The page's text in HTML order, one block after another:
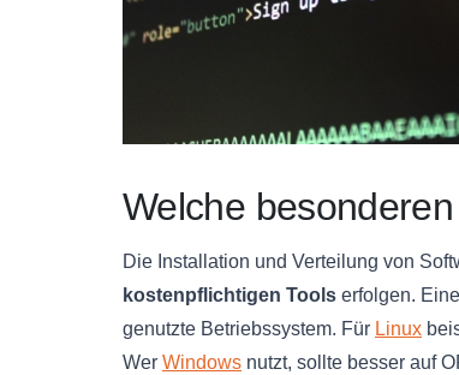
Welche
Die Installation und Verteilung von
kostenpflichtigen Tools erfolgen.
genutzte Betriebssystem. Für Linux
Wer Windows nutzt, sollte besser auf